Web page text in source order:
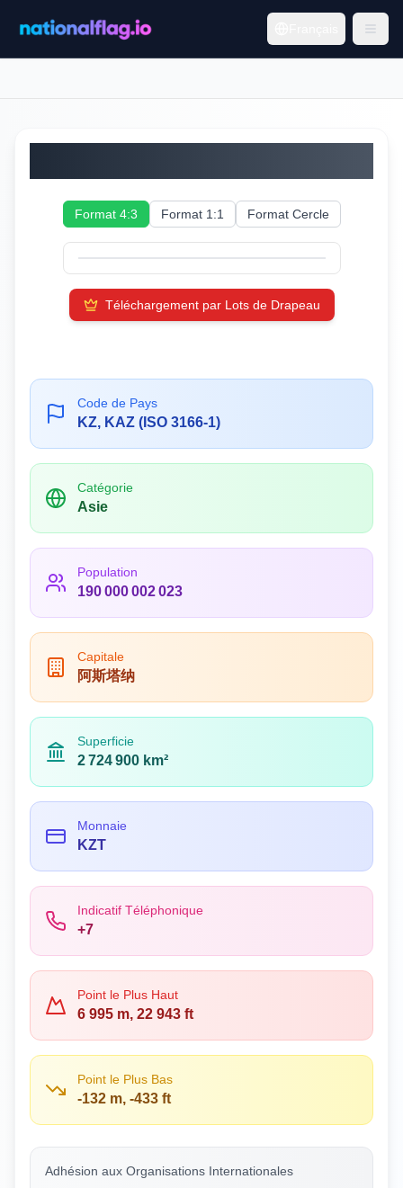
Format 4:3 Format 1:1 Format Cercle
Téléchargement par Lots de Drapeau
Code de Pays
KZ, KAZ (ISO 3166-1)
Catégorie
Asie
Population
190 000 002 023
Capitale
阿斯塔纳
Superficie
2 724 900 km²
Monnaie
KZT
Indicatif Téléphonique
+7
Point le Plus Haut
6 995 m, 22 943 ft
Point le Plus Bas
-132 m, -433 ft
Adhésion aux Organisations Internationales